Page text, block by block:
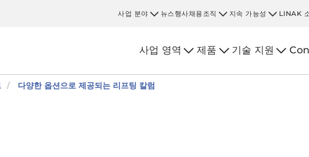
사업 분야 뉴스행사채용 조직 지속 가능성 LINAK
사업 영역 제품 기술 지원
다양한 옵션으로 제공되는 리프팅 칼럼